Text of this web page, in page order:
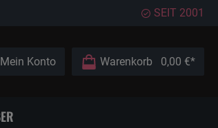
SEIT 2001
Mein Konto Warenkorb 0,00 €*